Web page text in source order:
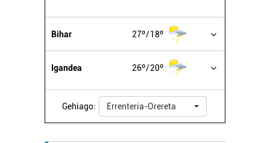
Bihar 27º 18º
Igandea 26º 20º
Gehiago: Errenteria-Orereta